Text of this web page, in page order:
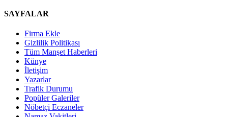
SAYFALAR
Firma Ekle
Gizlilik Politikası
Tüm Manşet Haberleri
Künye
İletişim
Yazarlar
Trafik Durumu
Popüler Galeriler
Nöbetçi Eczaneler